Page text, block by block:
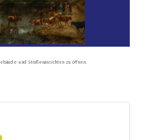
und Straßenansichten zu öffnen.